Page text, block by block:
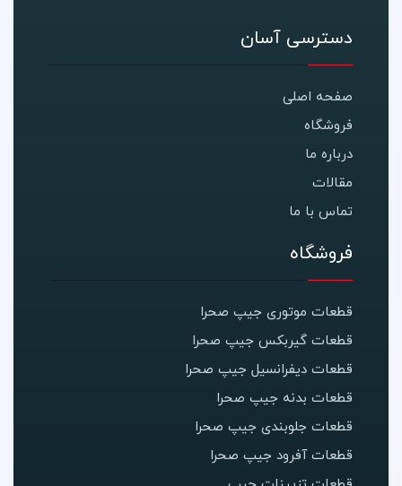
دسترسی آسان
صفحه اصلی
فروشگاه
درباره ما
مقالات
تماس با ما
فروشگاه
قطعات موتوری جیپ صحرا
قطعات گیربکس جیپ صحرا
قطعات دیفرانسیل جیپ صحرا
قطعات بدنه جیپ صحرا
قطعات جلوبندی جیپ صحرا
قطعات آفرود جیپ صحرا